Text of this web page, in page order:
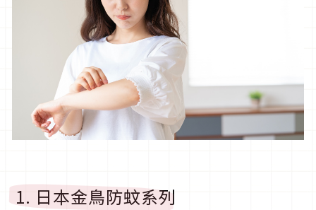
1. 日本金鳥防蚊系列